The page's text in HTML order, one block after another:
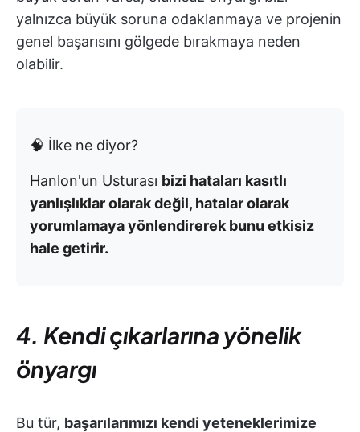
yalnızca büyük soruna odaklanmaya ve projenin
genel başarısını gölgede bırakmaya neden
olabilir.
🧠 İlke ne diyor?
Hanlon'un Usturası bizi hataları kasıtlı
yanlışlıklar olarak değil, hatalar olarak
yorumlamaya yönlendirerek bunu etkisiz
hale getirir.
4. Kendi çıkarlarına yönelik
önyargı
Bu tür, başarılarımızı kendi yeteneklerimize